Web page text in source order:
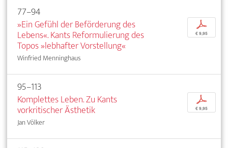
77–94
»Ein Gefühl der Beförderung des
Lebens«. Kants Reformulierung des
Topos »lebhafter Vorstellung«
Winfried Menninghaus
p
€ 9,95
95–113
Komplettes Leben. Zu Kants
vorkritischer Ästhetik
Jan Völker
p
€ 9,95